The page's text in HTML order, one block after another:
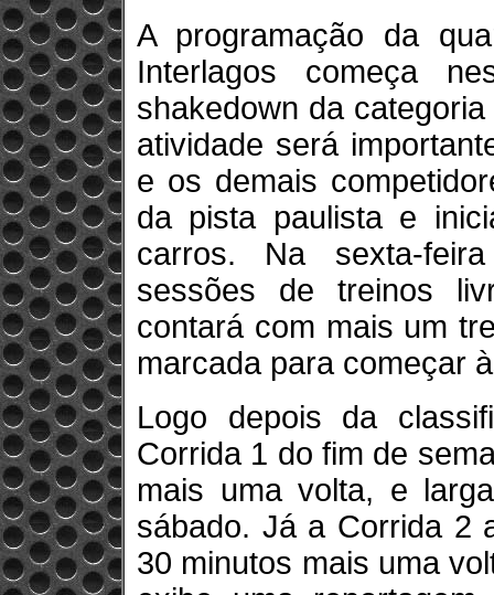
A programação da
Interlagos começa
shakedown da
atividade será
e os demais
da pista paulista e
carros. Na sexta-
sessões de treinos
contará com mais um
marcada para começar
Logo depois da
Corrida 1 do fim de
mais uma volta, e
sábado. Já a Corrida 2
30 minutos mais uma